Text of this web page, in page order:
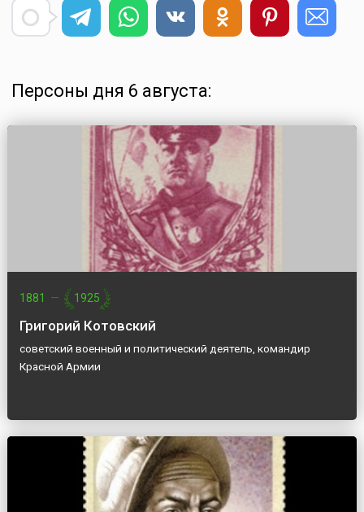
Персоны дня 6 августа:
1881 — 1925
Григорий Котовский
советский военный и политический деятель, командир
Красной Армии